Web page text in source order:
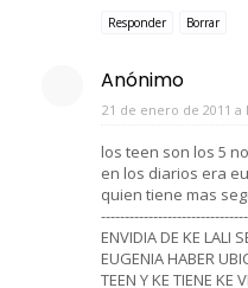
Responder Borrar
Anónimo
21 de enero de 2011 a
los teen son los 5
en los diarios era
quien tiene mas
ENVIDIA DE KE LALI
EUGENIA HABER
TEEN Y KE TIENE KE